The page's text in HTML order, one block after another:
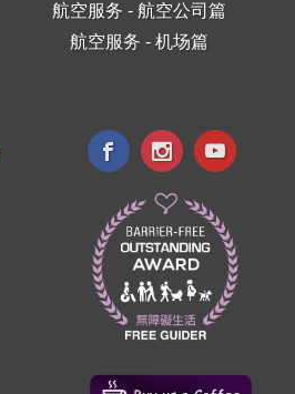
航空服务 - 航空公司篇
航空服务 - 机场篇